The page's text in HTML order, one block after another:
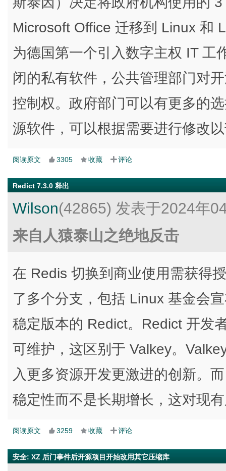
Microsoft Office 迁移到 Linux 和
为德国第一个引入数字主权 IT 工
闭的私有软件，公共管理部门对
控制权。政府部门可以有更多的
源软件，可以根据需要进行修改
阅读原文 3305 收藏 评论
Redict 7.3.0 释出
Wilson(42865) 发表于2024年
来自人猿泰山之绝地反击
在 Redis 切换到商业使用需获得
了多个分支，包括 Linux 基金会
稳定版本的 Redict。Redict 开发
可维护，这区别于 Valkey。
入更多资源开发更激进的创新。
稳定性而不是长期增长，这对现
阅读原文 3259 收藏 评论
安全: XZ 后门事件后开源项目开始改用其它压缩库